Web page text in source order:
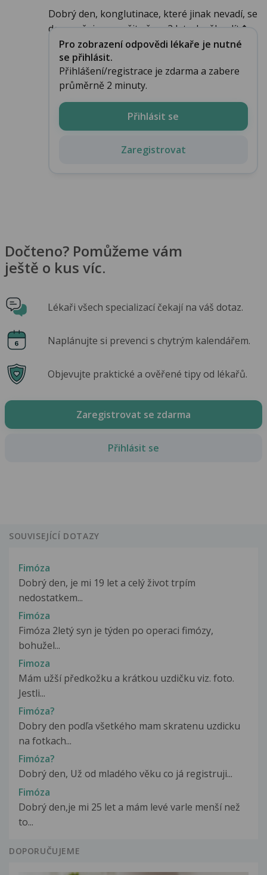
Dobrý den, konglutinace, které jinak nevadí, se
doporučuje rozrušit až po 2 letech věku dít�...
Pro zobrazení odpovědi lékaře je nutné
se přihlásit.
Přihlášení/registrace je zdarma a zabere
průměrně 2 minuty.
Přihlásit se
Zaregistrovat
Dočteno? Pomůžeme vám
ještě o kus víc.
Lékaři všech specializací čekají na váš dotaz.
Naplánujte si prevenci s chytrým kalendářem.
Objevujte praktické a ověřené tipy od lékařů.
Zaregistrovat se zdarma
Přihlásit se
SOUVISEJÍCÍ DOTAZY
Fimóza
Dobrý den, je mi 19 let a celý život trpím
nedostatkem...
Fimóza
Fimóza 2letý syn je týden po operaci fimózy,
bohužel...
Fimoza
Mám užší předkožku a krátkou uzdičku viz. foto.
Jestli...
Fimóza?
Dobry den podľa všetkého mam skratenu uzdicku
na fotkach...
Fimóza?
Dobrý den, Už od mladého věku co já registruji...
Fimóza
Dobrý den,je mi 25 let a mám levé varle menší než
to...
DOPORUČUJEME